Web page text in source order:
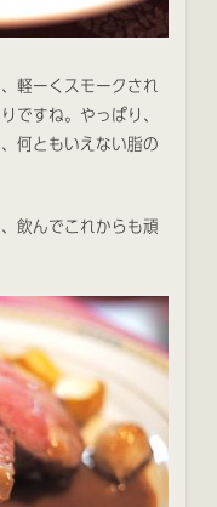
、軽ーくスモークされ
ですね。やっぱり、
何ともいえない脂の
飲んでこれからも頑